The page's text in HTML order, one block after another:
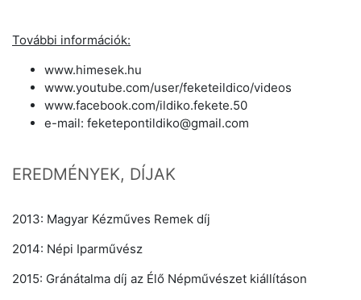
További információk:
www.himesek.hu
www.youtube.com/user/feketeildico/videos
www.facebook.com/ildiko.fekete.50
e-mail: feketepontildiko@gmail.com
EREDMÉNYEK, DÍJAK
2013: Magyar Kézműves Remek díj
2014: Népi Iparművész
2015: Gránátalma díj az Élő Népművészet kiállításon